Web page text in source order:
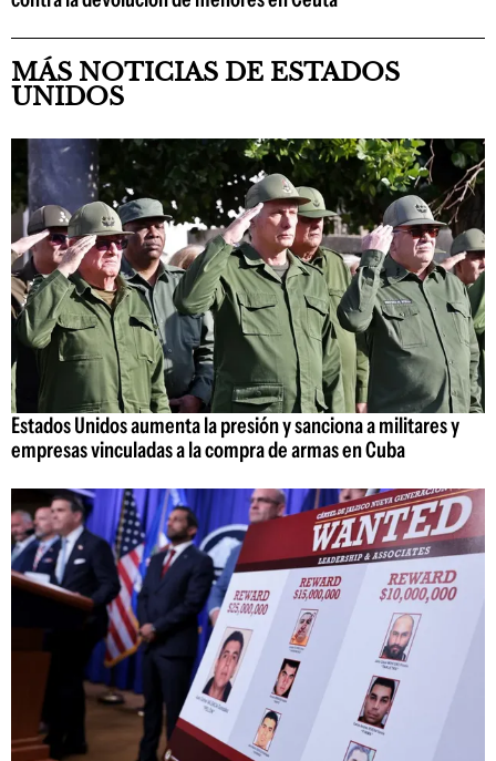
MÁS NOTICIAS DE ESTADOS
UNIDOS
Estados Unidos aumenta la presión y sanciona a militares y
empresas vinculadas a la compra de armas en Cuba